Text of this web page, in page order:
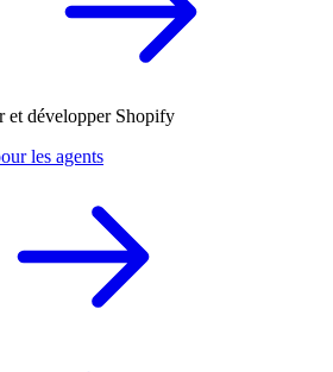
et développer Shopify
les agents